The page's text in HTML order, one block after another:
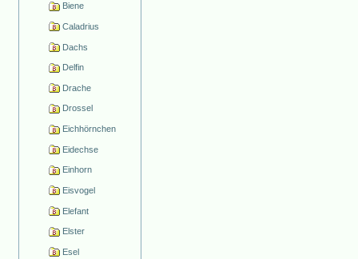
Biene
Caladrius
Dachs
Delfin
Drache
Drossel
Eichhörnchen
Eidechse
Einhorn
Eisvogel
Elefant
Elster
Esel